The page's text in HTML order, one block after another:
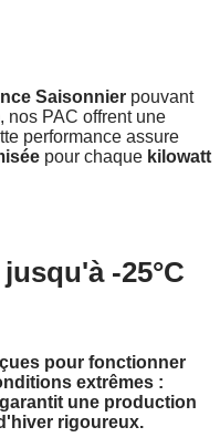
Saisonnier pouvant
, nos PAC offrent une
performance assure
pour chaque kilowatt
-25°C
pour fonctionner
extrêmes :
une production
rigoureux.